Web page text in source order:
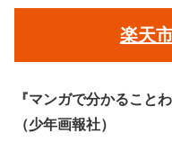
楽天
『マンガで分かること
（少年画報社）